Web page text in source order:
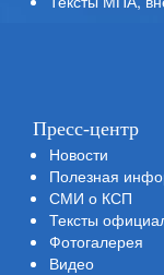
Пресс-центр
Новости
Полезная
СМИ о КСП
Тексты
Фотогалерея
Видео